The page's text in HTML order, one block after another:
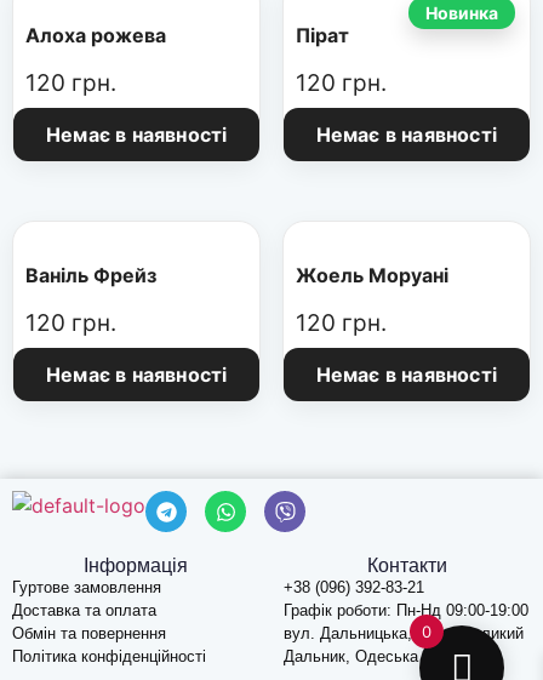
Алоха рожева
120 грн.
Немає в наявності
Новинка
Пірат
120 грн.
Немає в наявності
Ваніль Фрейз
120 грн.
Немає в наявності
Жоель Моруані
120 грн.
Немає в наявності
Інформація
Гуртове замовлення
Доставка та оплата
Обмін та повернення
Політика конфіденційності
Контакти
+38 (096) 392-83-21
Графік роботи: Пн-Нд 09:00-19:00
вул. Дальницька, 74, c. Великий
Дальник, Одеська обл
0